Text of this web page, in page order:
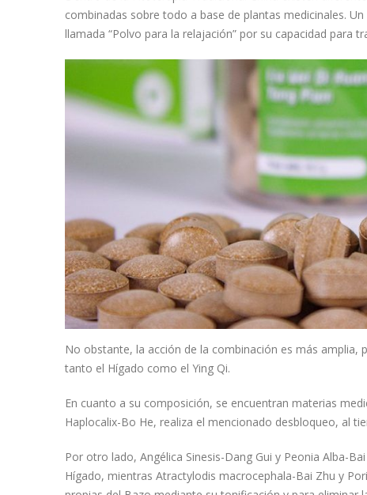
combinadas sobre todo a base de plantas medicinales.
llamada “Polvo para la relajación” por su capacidad para
No obstante, la acción de la combinación es más
tanto el Hígado como el Ying Qi.
En cuanto a su composición, se encuentran materias
Haplocalix-Bo He, realiza el mencionado desbloqueo, al
Por otro lado, Angélica Sinesis-Dang Gui y Peonia Alba-
Hígado, mientras Atractylodis macrocephala-Bai Zhu y